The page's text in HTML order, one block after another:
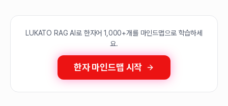
LUKATO RAG AI로 한자어 1,000+개를 마인드맵으로 학습하세
요.
한자 마인드맵 시작